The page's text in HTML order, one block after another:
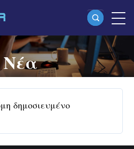
μετρητής ενέργειας Wi-Fi
ενέργειας Wi-Fi
Νέα
δημοσιευμένο